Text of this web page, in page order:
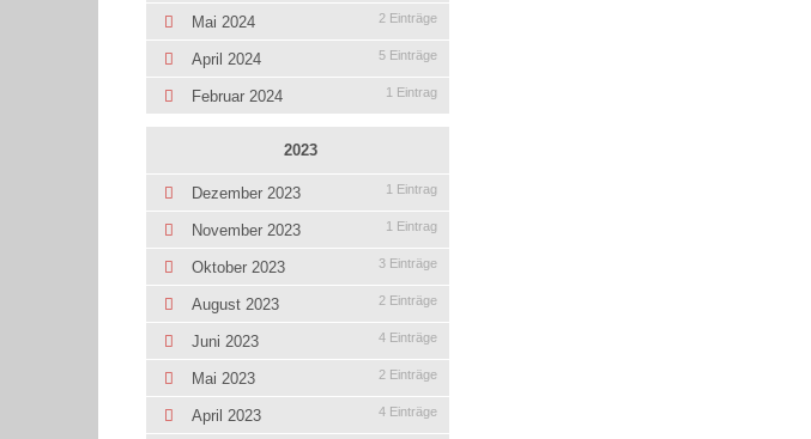
Mai 2024 2 Einträge
April 2024 5 Einträge
Februar 2024 1 Eintrag
2023
Dezember 2023 1 Eintrag
November 2023 1 Eintrag
Oktober 2023 3 Einträge
August 2023 2 Einträge
Juni 2023 4 Einträge
Mai 2023 2 Einträge
April 2023 4 Einträge